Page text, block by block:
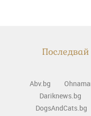
Abv.bg
Dariknews.bg
DogsAndCats.bg